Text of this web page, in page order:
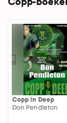
Copp in Deep
Don Pendleton